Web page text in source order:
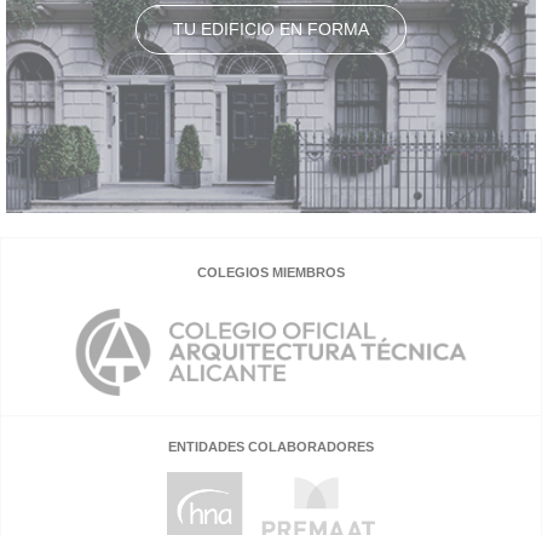
TU EDIFICIO EN FORMA
COLEGIOS MIEMBROS
ENTIDADES COLABORADORES